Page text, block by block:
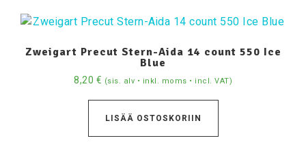
Zweigart Precut Stern-Aida 14 count 550 Ice
Blue
8,20 € (sis. alv • inkl. moms • incl. VAT)
LISÄÄ OSTOSKORIIN